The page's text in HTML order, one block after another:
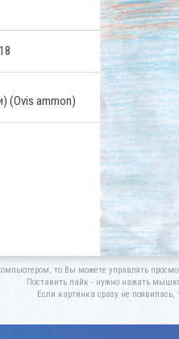
(Ovis ammon)
то Вы можете управлять
Поставить лайк - нужно нажать
Если картинка сразу не появилась,